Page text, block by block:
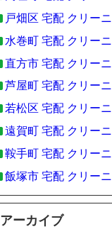
戸畑区 宅配 クリー
水巻町 宅配 クリー
直方市 宅配 クリー
芦屋町 宅配 クリー
若松区 宅配 クリー
遠賀町 宅配 クリー
鞍手町 宅配 クリー
飯塚市 宅配 クリー
アーカイブ